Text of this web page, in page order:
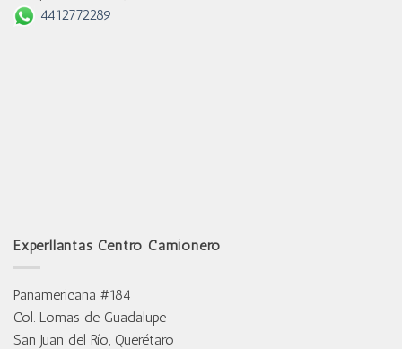
4412772289
Experllantas Centro Camionero
Panamericana #184
Col. Lomas de Guadalupe
San Juan del Río, Querétaro